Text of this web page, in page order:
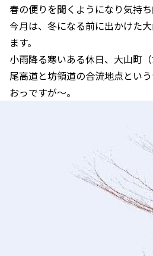
春の便りを聞くようになり気持
今月は、冬になる前に出かけた
ます。
小雨降る寒いある休日、大山町
尾高道と坊領道の合流地点とい
おっですが～。